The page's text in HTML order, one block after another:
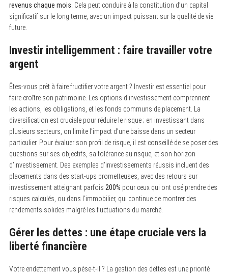
revenus chaque mois . Cela peut conduire à la constitution d’un capital
significatif sur le long terme, avec un impact puissant sur la qualité de vie
future.
Investir intelligemment : faire travailler votre
argent
Êtes-vous prêt à faire fructifier votre argent ? Investir est essentiel pour
faire croître son patrimoine. Les options d’investissement comprennent
les actions, les obligations, et les fonds communs de placement. La
diversification est cruciale pour réduire le risque ; en investissant dans
plusieurs secteurs, on limite l’impact d’une baisse dans un secteur
particulier. Pour évaluer son profil de risque, il est conseillé de se poser des
questions sur ses objectifs, sa tolérance au risque, et son horizon
d’investissement. Des exemples d’investissements réussis incluent des
placements dans des start-ups prometteuses, avec des retours sur
investissement atteignant parfois 200% pour ceux qui ont osé prendre des
risques calculés, ou dans l’immobilier, qui continue de montrer des
rendements solides malgré les fluctuations du marché.
Gérer les dettes : une étape cruciale vers la
liberté financière
Votre endettement vous pèse-t-il ? La gestion des dettes est une priorité
e
a
r
h
o
r
: